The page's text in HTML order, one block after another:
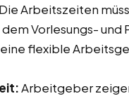
Die Arbeitszeiten
Vorlesungs- und
flexible
Arbeitgeber